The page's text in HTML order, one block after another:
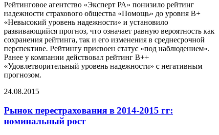
Рейтинговое агентство «Эксперт РА» понизило рейтинг
надежности страхового общества «Помощь» до уровня B+
«Невысокий уровень надежности» и установило
развивающийся прогноз, что означает равную вероятность как
сохранения рейтинга, так и его изменения в среднесрочной
перспективе. Рейтингу присвоен статус «под наблюдением».
Ранее у компании действовал рейтинг B++
«Удовлетворительный уровень надежности» с негативным
прогнозом.
24.08.2015
Рынок перестрахования в 2014-2015 гг:
номинальный рост